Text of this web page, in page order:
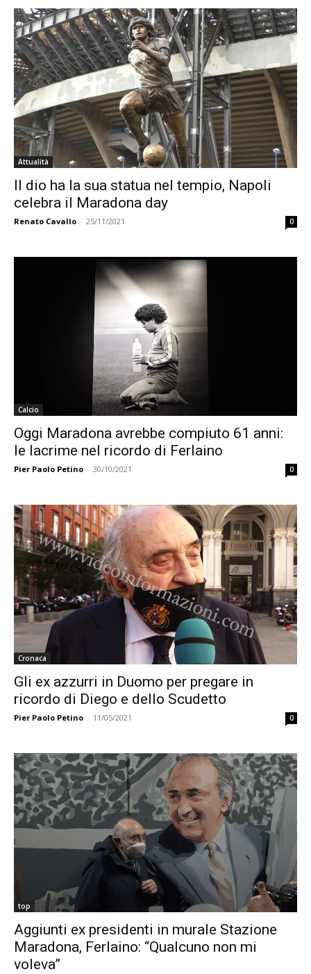
Attualità
Il dio ha la sua statua nel tempio, Napoli
celebra il Maradona day
Renato Cavallo - 25/11/2021 0
Calcio
Oggi Maradona avrebbe compiuto 61 anni:
le lacrime nel ricordo di Ferlaino
Pier Paolo Petino - 30/10/2021 0
Cronaca
Gli ex azzurri in Duomo per pregare in
ricordo di Diego e dello Scudetto
Pier Paolo Petino - 11/05/2021 0
top
Aggiunti ex presidenti in murale Stazione
Maradona, Ferlaino: “Qualcuno non mi
voleva”